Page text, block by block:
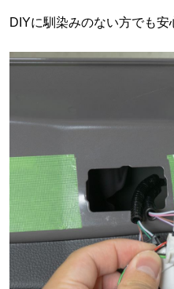
DIYに馴染みのない方でも安